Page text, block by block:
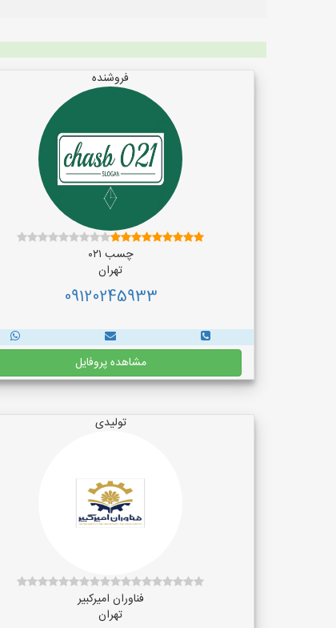
فروشنده
چسب ۰۲۱
تهران
09120245933
مشاهده پروفایل
تولیدی
فناوران امیرکبیر
تهران